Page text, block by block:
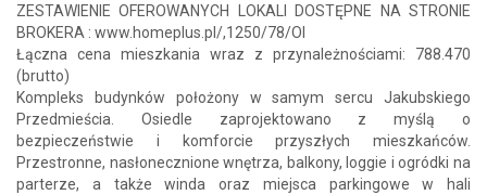
ZESTAWIENIE OFEROWANYCH LOKALI DOSTĘPNE NA STRONIE
BROKERA : www.homeplus.pl/,1250/78/OI
Łączna cena mieszkania wraz z przynależnościami: 788.470
(brutto)
Kompleks budynków położony w samym sercu Jakubskiego
Przedmieścia. Osiedle zaprojektowano z myślą o
bezpieczeństwie i komforcie przyszłych mieszkańców.
Przestronne, nasłonecznione wnętrza, balkony, loggie i ogródki na
parterze, a także winda oraz miejsca parkingowe w hali